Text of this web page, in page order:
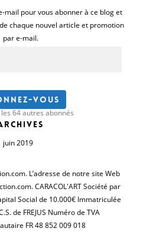
mail pour vous abonner à ce blog et
chaque nouvel article et promotion
par e-mail.
vous
64 autres abonnés
juin 2019
L’adresse de notre site Web
CARACOL'ART Société par
Social de 10.000€ Immatriculée
de FREJUS Numéro de TVA
FR 48 852 009 018